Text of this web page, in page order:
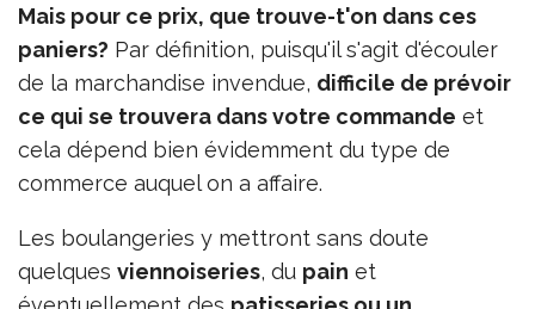
Mais pour ce prix, que trouve-t'on dans ces
paniers? Par définition, puisqu'il s'agit d'écouler
de la marchandise invendue, difficile de prévoir
ce qui se trouvera dans votre commande et
cela dépend bien évidemment du type de
commerce auquel on a affaire.
Les boulangeries y mettront sans doute
quelques viennoiseries, du pain et